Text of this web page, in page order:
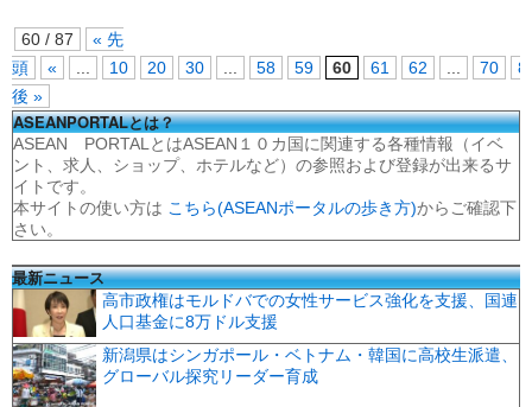
60 / 87
« 先
頭
« 10 20 30 58 59 60 61 62 70
後 »
ASEANPORTALとは？
ASEAN PORTALとはASEAN１０カ国に関連する各種情報（イベ
ント、求人、ショップ、ホテルなど）の参照および登録が出来るサ
イトです。
本サイトの使い方は こちら(ASEANポータルの歩き方)からご確認下
さい。
最新ニュース
高市政権はモルドバでの女性サービス強化を支援、国連
人口基金に8万ドル支援
新潟県はシンガポール・ベトナム・韓国に高校生派遣、
グローバル探究リーダー育成